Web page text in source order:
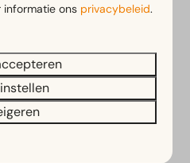
92
informatie ons privacybeleid.